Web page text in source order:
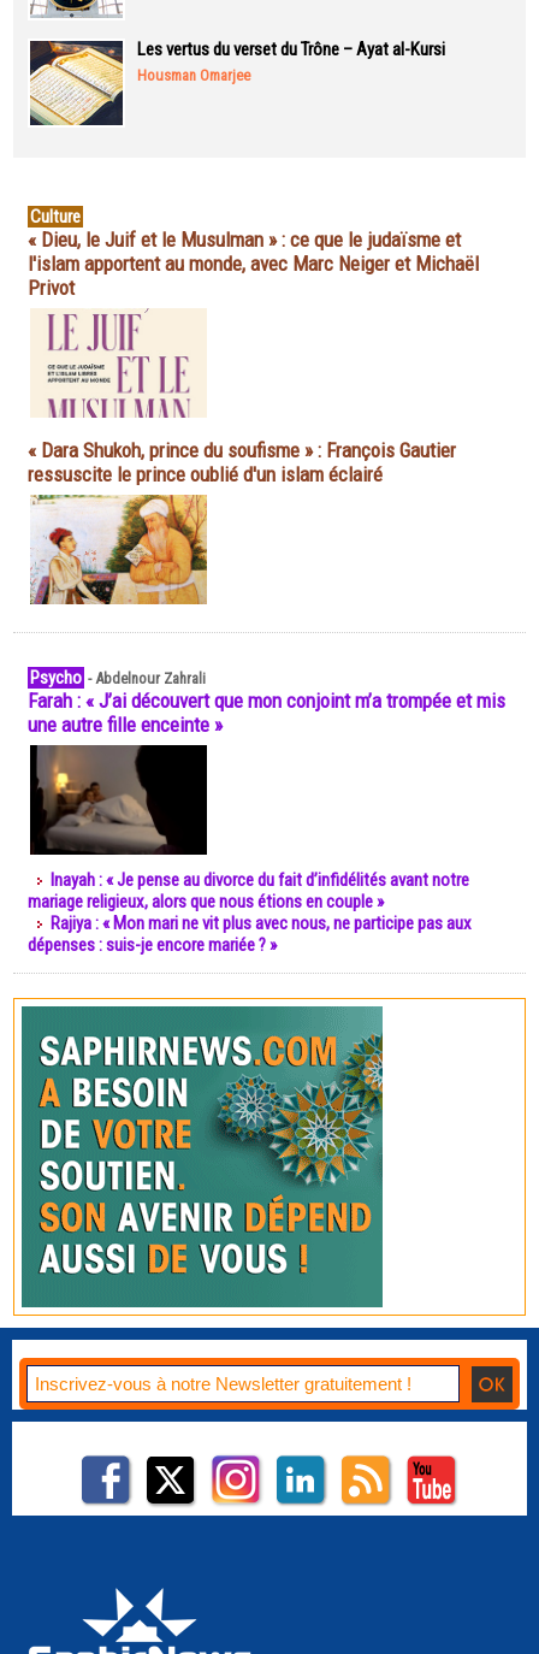
Les vertus du verset du Trône – Ayat al-Kursi
Housman Omarjee
Culture
« Dieu, le Juif et le Musulman » : ce que le judaïsme et
l'islam apportent au monde, avec Marc Neiger et Michaël
Privot
« Dara Shukoh, prince du soufisme » : François Gautier
ressuscite le prince oublié d'un islam éclairé
Psycho -Abdelnour Zahrali
Farah : « J’ai découvert que mon conjoint m’a trompée et mis
une autre fille enceinte »
Inayah : « Je pense au divorce du fait d’infidélités avant notre
mariage religieux, alors que nous étions en couple »
Rajiya : « Mon mari ne vit plus avec nous, ne participe pas aux
dépenses : suis-je encore mariée ? »